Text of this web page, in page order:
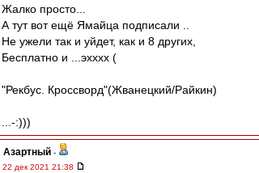
Жалко просто...
А тут вот ещё Ямайца подписали ..
Не ужели так и уйдет, как и 8 других,
Бесплатно и ...эхххх (
"Рекбус. Кроссворд"(Жванецкий/Райкин)
...-:)))
Азартный -
22 дек 2021 21:38